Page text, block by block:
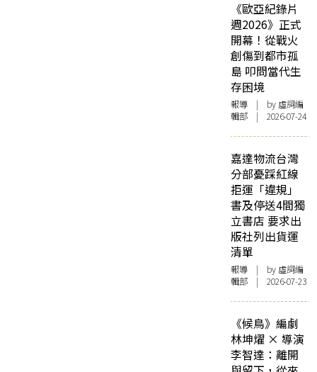
《歐亞紀錄片
週2026》正式
開幕！從戰火
創傷到都市孤
島 叩問當代生
存困境
報導 | by 虛詞編
輯部 | 2026-07-24
嘉達物流台灣
分部憂踩紅線
拒運「違規」
書及停送4間獨
立書店 要求出
版社列出貨運
清單
報導 | by 虛詞編
輯部 | 2026-07-23
《候鳥》編劇
林坤燿 × 導演
李智達：離開